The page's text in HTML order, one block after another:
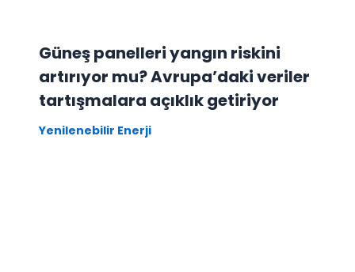
Güneş panelleri yangın riskini
artırıyor mu? Avrupa’daki veriler
tartışmalara açıklık getiriyor
Yenilenebilir Enerji